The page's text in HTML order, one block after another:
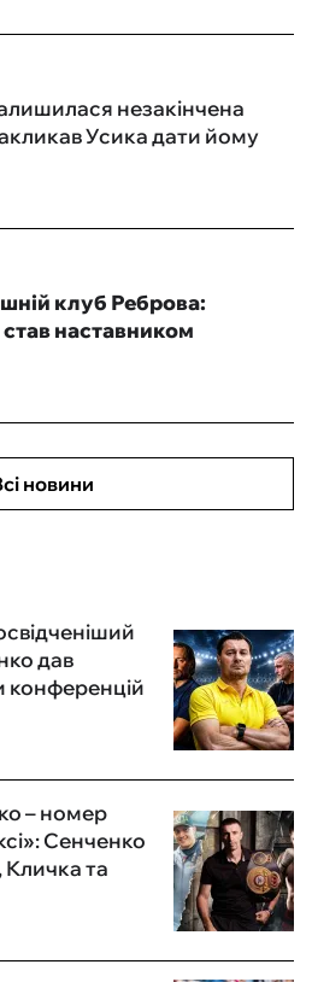
незакінчена
Усика дати йому
клуб Реброва:
наставником
новини
дав
конференцій
– номер
Сенченко
та